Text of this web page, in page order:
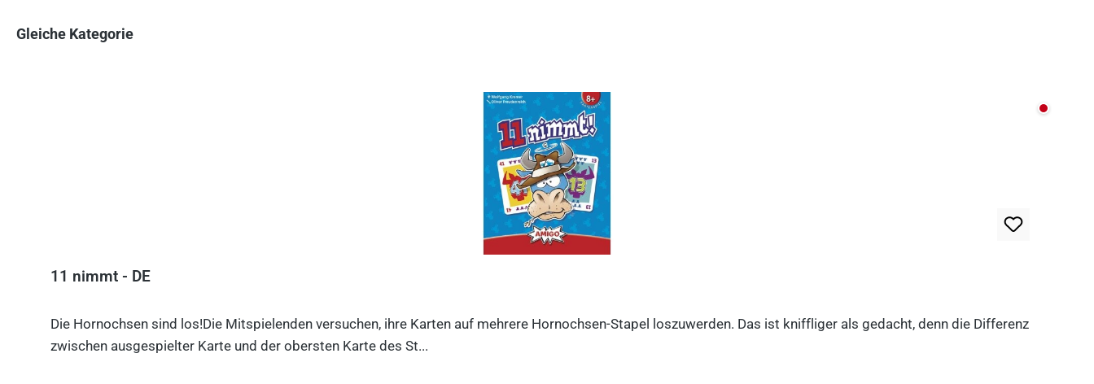
Gleiche Kategorie
Nicht
11 nimmt - DE
Die Hornochsen sind los!Die Mitspielenden versuchen, ihre Karten auf mehrere Hornochsen-Stapel loszuwerden. Das ist kniffliger als gedacht, denn die Differenz
zwischen ausgespielter Karte und der obersten Karte des St...